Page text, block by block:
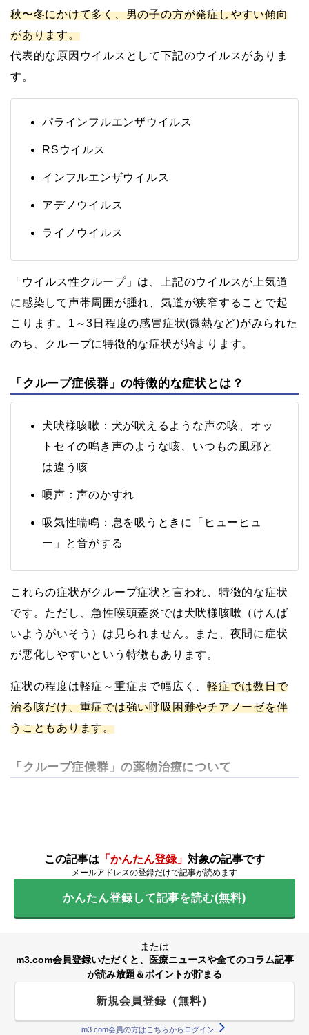
秋〜冬にかけて多く、男の子の方が発症しやすい傾向
があります。
代表的な原因ウイルスとして下記のウイルスがありま
す。
パラインフルエンザウイルス
RSウイルス
インフルエンザウイルス
アデノウイルス
ライノウイルス
「ウイルス性クループ」は、上記のウイルスが上気道
に感染して声帯周囲が腫れ、気道が狭窄することで起
こります。1～3日程度の感冒症状(微熱など)がみられた
のち、クループに特徴的な症状が始まります。
「クループ症候群」の特徴的な症状とは？
犬吠様咳嗽：犬が吠えるような声の咳、オッ
トセイの鳴き声のような咳、いつもの風邪と
は違う咳
嗄声：声のかすれ
吸気性喘鳴：息を吸うときに「ヒューヒュ
ー」と音がする
これらの症状がクループ症状と言われ、特徴的な症状
です。ただし、急性喉頭蓋炎では犬吠様咳嗽（けんば
いようがいそう）は見られません。また、夜間に症状
が悪化しやすいという特徴もあります。
症状の程度は軽症～重症まで幅広く、軽症では数日で
治る咳だけ、重症では強い呼吸困難やチアノーゼを伴
うこともあります。
「クループ症候群」の薬物治療について
この記事は 「かんたん登録」 対象の記事です
メールアドレスの登録だけで記事が読めます
かんたん登録して記事を読む(無料)
または
m3.com会員登録いただくと、医療ニュースや全てのコラム記事
が読み放題＆ポイントが貯まる
新規会員登録（無料）
m3.com会員の方はこちらからログイン